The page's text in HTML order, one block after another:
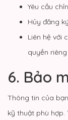
Yêu cầu
Hủy đăng
Liên hệ với
quyền riêng
6. Bảo
Thông tin của
kỹ thuật phù